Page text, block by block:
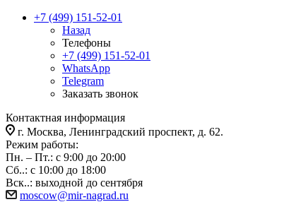
+7 (499) 151-52-01
Назад
Телефоны
+7 (499) 151-52-01
WhatsApp
Telegram
Заказать звонок
Контактная информация
г. Москва, Ленинградский проспект, д. 62.
Режим работы:
Пн. – Пт.: с 9:00 до 20:00
Сб..: с 10:00 до 18:00
Вск..: выходной до сентября
moscow@mir-nagrad.ru